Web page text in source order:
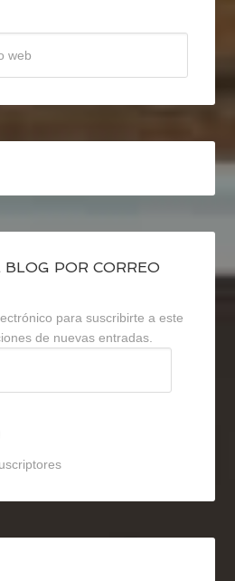
POR CORREO
para suscribirte a este
de nuevas entradas.